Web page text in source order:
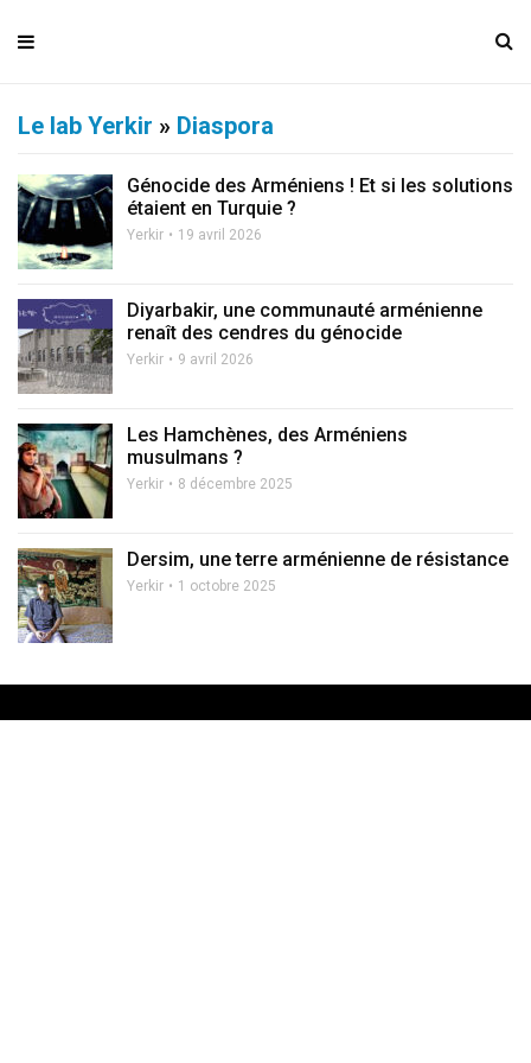
Le lab Yerkir » Diaspora
Génocide des Arméniens ! Et si les solutions
étaient en Turquie ?
Yerkir 19 avril 2026
Diyarbakir, une communauté arménienne
renaît des cendres du génocide
Yerkir 9 avril 2026
Les Hamchènes, des Arméniens
musulmans ?
Yerkir 8 décembre 2025
Dersim, une terre arménienne de résistance
Yerkir 1 octobre 2025